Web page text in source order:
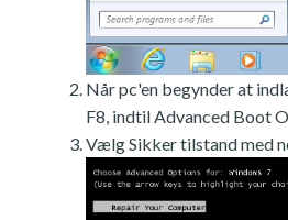
Når pc'en begynder at
F8, indtil Advanced Boot
Vælg Sikker tilstand med